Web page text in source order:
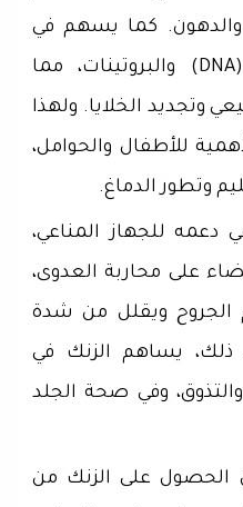
والدهون. كما يسهم في
تصنيع الحمض النووي (DNA) والبروتينات، مما
وتجديد الخلايا. ولهذا
للأطفال والحوامل،
وتطور الدماغ.
دعمه للجهاز المناعي،
على محاربة العدوى،
الجروح ويقلل من شدة
ذلك، يساهم الزنك في
وفي صحة الجلد
الحصول على الزنك من